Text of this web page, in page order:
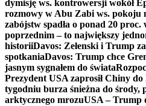
dymisję ws. kontrowersji wokół
rozmowy w Abu Zabi ws. pokoju
zabójstw spadła o ponad 20
poprzednim – to największy
historiiDavos: Zełenski i Trump
spotkaniaDavos: Trump chce
jasnym sygnałem do świata
Prezydent USA zaprosił Chiny
tygodniu burza śnieżna do środy,
arktycznego mrozuUSA – Trump